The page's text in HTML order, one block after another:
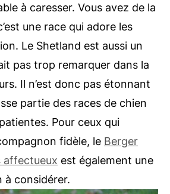
à caresser. Vous avez de la
une race qui adore les
Le Shetland est aussi un
pas trop remarquer dans la
Il n’est donc pas étonnant
partie des races de chien
Pour ceux qui
fidèle, le Berger
affectueux est également une
à considérer.